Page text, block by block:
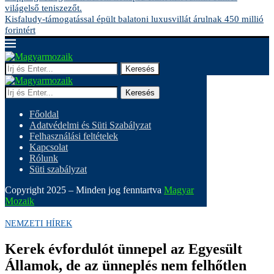
világelső teniszezőt.
Kisfaludy-támogatással épült balatoni luxusvillát árulnak 450 millió
forintért
Keresés
Keresés
Főoldal
Adatvédelmi és Süti Szabályzat
Felhasználási feltételek
Kapcsolat
Rólunk
Süti szabályzat
Copyright 2025 – Minden jog fenntartva Magyar
Mozaik
NEMZETI HÍREK
Kerek évfordulót ünnepel az Egyesült
Államok, de az ünneplés nem felhőtlen